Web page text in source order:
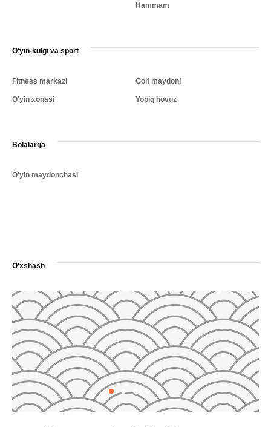
Hammam
O'yin-kulgi va sport
Fitness markazi
O'yin xonasi
Golf maydoni
Yopiq hovuz
Bolalarga
O'yin maydonchasi
O'xshash